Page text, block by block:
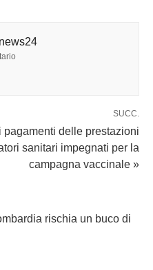
SUCC.
pagamenti delle prestazioni
sanitari impegnati per la
campagna vaccinale »
rischia un buco di